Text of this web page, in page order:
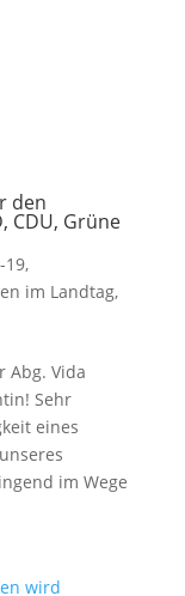
den
CDU, Grüne
19,
im Landtag,
Abg. Vida
Sehr
eines
im Wege